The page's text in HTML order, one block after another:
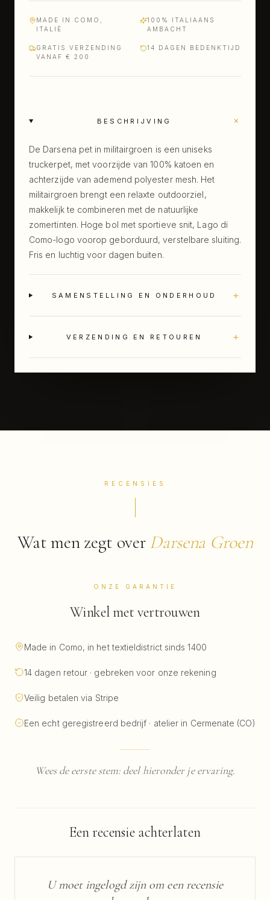
MADE IN COMO,
ITALIË
100% ITALIAANS
AMBACHT
GRATIS VERZENDING
VANAF € 200
14 DAGEN BEDENKTIJD
BESCHRIJVING +
De Darsena pet in militairgroen is een uniseks
truckerpet, met voorzijde van 100% katoen en
achterzijde van ademend polyester mesh. Het
militairgroen brengt een relaxte outdoorziel,
makkelijk te combineren met de natuurlijke
zomertinten. Hoge bol met sportieve snit, Lago di
Como-logo voorop geborduurd, verstelbare sluiting.
Fris en luchtig voor dagen buiten.
SAMENSTELLING EN ONDERHOUD +
VERZENDING EN RETOUREN +
RECENSIES
Wat men zegt overDarsena Groen
ONZE GARANTIE
Winkel met vertrouwen
Made in Como, in het textieldistrict sinds 1400
14 dagen retour · gebreken voor onze rekening
Veilig betalen via Stripe
Een echt geregistreerd bedrijf · atelier in Cermenate (CO)
Wees de eerste stem: deel hieronder je ervaring.
Een recensie achterlaten
U moet ingelogd zijn om een recensie